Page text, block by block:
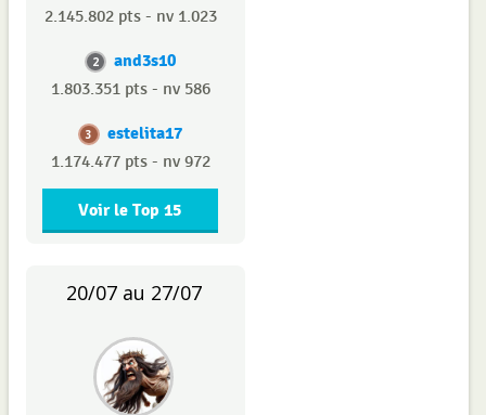
2.145.802 pts - nv 1.023
2 and3s10
1.803.351 pts - nv 586
3 estelita17
1.174.477 pts - nv 972
Voir le Top 15
20/07 au 27/07